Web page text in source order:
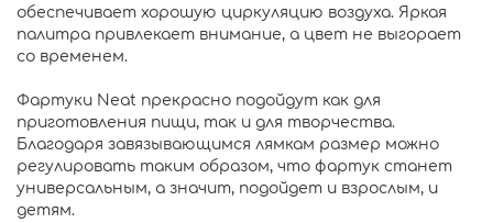
обеспечивает хорошую циркуляцию воздуха. Яркая
палитра привлекает внимание, а цвет не выгорает
со временем.
Фартуки Neat прекрасно подойдут как для
приготовления пищи, так и для творчества.
Благодаря завязывающимся лямкам размер можно
регулировать таким образом, что фартук станет
универсальным, а значит, подойдет и взрослым, и
детям.